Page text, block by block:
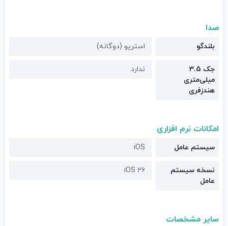
صدا
بلندگو استریو (دوگانه)
جک 3.5
میلی‌متری
هندزفری
ندارد
امکانات نرم افزاری
سیستم عامل iOS
نسخه سیستم
عامل
iOS 26
سایر مشخصات